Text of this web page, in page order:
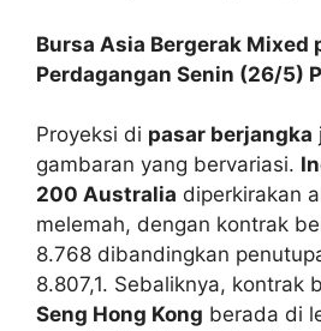
Bursa Asia Bergerak Mixed
Perdagangan Senin (26/5)
Proyeksi di pasar berjangka
gambaran yang bervariasi.
200 Australia diperkirakan
melemah, dengan kontrak
8.768 dibandingkan
8.807,1. Sebaliknya, kontrak
Seng Hong Kong berada di